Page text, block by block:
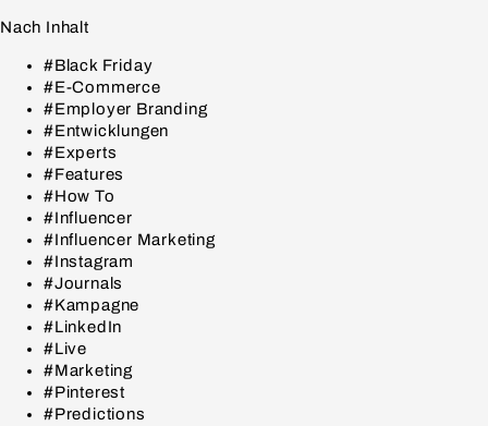
Nach Inhalt
#Black Friday
#E-Commerce
#Employer Branding
#Entwicklungen
#Experts
#Features
#How To
#Influencer
#Influencer Marketing
#Instagram
#Journals
#Kampagne
#LinkedIn
#Live
#Marketing
#Pinterest
#Predictions